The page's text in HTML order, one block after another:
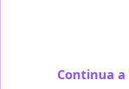
Continua a